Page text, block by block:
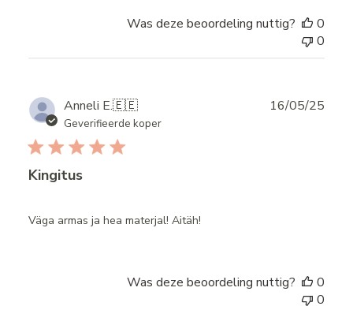
Was deze beoordeling nuttig?
0
0
Anneli E.🇪🇪
Geverifieerde koper
Kingitus
Väga armas ja hea materjal! Aitäh!
16/05/25
Was deze beoordeling nuttig?
0
0